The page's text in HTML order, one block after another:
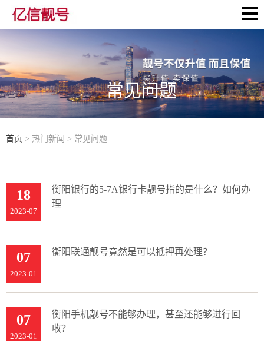
常见问题
首页 > 热门新闻 > 常见问题
18
2023-07
衡阳银行的5-7A银行卡靓号指的是什么？如何办
理
07
2023-01
衡阳联通靓号竟然是可以抵押再处理？
07
2023-01
衡阳手机靓号不能够办理，甚至还能够进行回
收？